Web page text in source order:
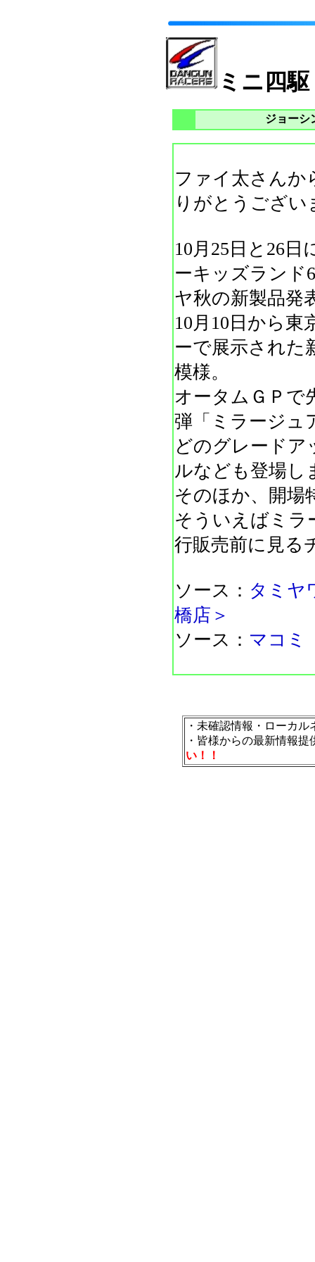
ミニ四
ジョーシ
ファイ太さんか
りがとうござい
10月25日と26
ーキッズランド
ヤ秋の新製品発
10月10日から
ーで展示された
模様。
オータムＧＰで
弾「ミラージュ
どのグレードア
ルなども登場し
そのほか、開場
そういえばミラ
行販売前に見る
ソース： タミヤ
橋店＞
ソース： マコミ
・未確認情報・ローカル
・皆様からの最新情報
い！！